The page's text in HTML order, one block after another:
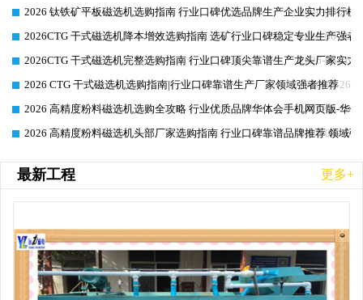
2026-06-26
2026 钛铁矿平板磁选机选购指南 行业口碑优选品牌生产企业实力排行榜
2026-06-26
2026CTG 干式磁选机降本增效选购指南 选矿行业口碑稳定专业生产强者
2026-06-26
2026CTG 干式磁选机完整选购指南 行业口碑顶尖靠谱生产龙头厂家实力
2026-06-26
2026 CTG 干式磁选机选购指南|行业口碑靠谱生产厂家领域强者推荐
2026-06-26
2026 高精度粉料磁选机选购全攻略 行业优质品牌华体会手机网页版-华
2026-06-26
2026 高精度粉料磁选机头部厂家选购指南 行业口碑靠谱品牌推荐 领域
最新工程 更多+